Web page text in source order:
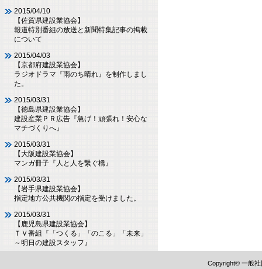
2015/04/10
【佐賀県建設業協会】
報道特別番組の放送と新聞特集記事の掲載
について
2015/04/03
【京都府建設業協会】
ラジオドラマ『雨のち晴れ』を制作しまし
た。
2015/03/31
【徳島県建設業協会】
建設産業ＰＲ広告『急げ！頑張れ！安心な
マチづくりへ』
2015/03/31
【大阪建設業協会】
マンガ冊子『人と人を繋ぐ橋』
2015/03/31
【岩手県建設業協会】
指定地方公共機関の指定を受けました。
2015/03/31
【鹿児島県建設業協会】
ＴＶ番組『「つくる」「のこる」「未来」
～明日の建設スタッフ』
Copyright© 一般